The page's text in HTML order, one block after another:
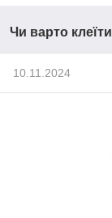
Чи варто
10.11.2024